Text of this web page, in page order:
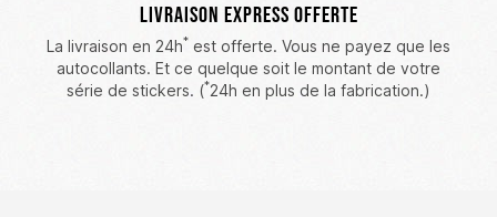
Livraison Express Offerte
La livraison en 24h* est offerte. Vous ne payez que les
autocollants. Et ce quelque soit le montant de votre
série de stickers. (*24h en plus de la fabrication.)